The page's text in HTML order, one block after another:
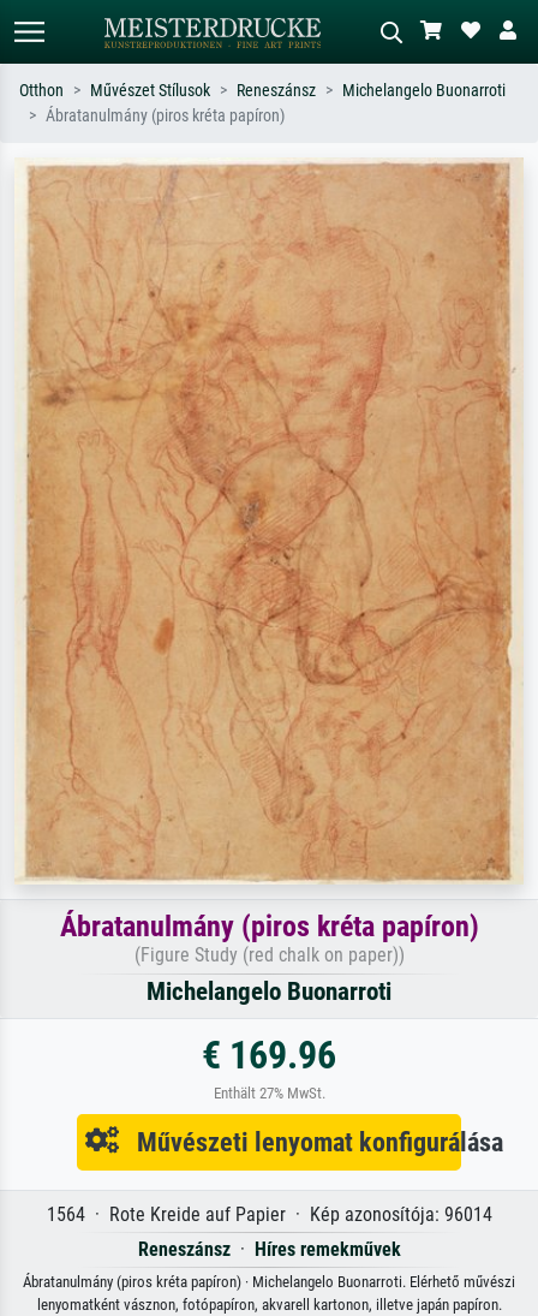
Keressen művész, műcím vagy stílus
szerint – pl. Monet, Csillagos éj,
impresszionizmus, Hokusai-hullám,
Írja le a jelenetet – pl. zöld rét, sok
piros absztrakt, sötét olajkép, álló akt
egy fa mellett.
Otthon Művészet Stílusok Reneszánsz
Michelangelo Buonarroti
Ábratanulmány (piros kréta papíron)
Ábratanulmány (piros kréta papíron)
(Figure Study (red chalk on paper))
Michelangelo Buonarroti
€ 169.96
Enthält 27% MwSt.
Művészeti lenyomat konfigurálása
1564 · Rote Kreide auf Papier · Kép azonosítója: 96014
Reneszánsz· Híres remekművek
Ábratanulmány (piros kréta papíron) · Michelangelo Buonarroti. Elérhető művészi
lenyomatként vásznon, fotópapíron, akvarell kartonon, illetve japán papíron.